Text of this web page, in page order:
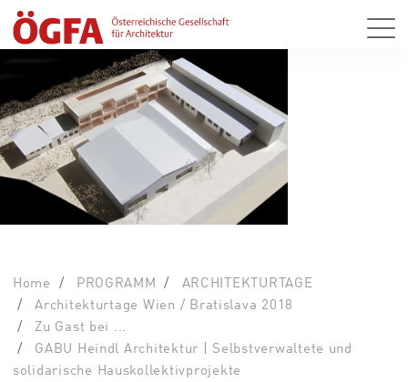
Home PROGRAMM
ARCHITEKTURTAGE
Architekturtage Wien / Bratislava 2018
Zu Gast bei ...
GABU Heindl Architektur | Selbstverwaltete und
solidarische Hauskollektivprojekte